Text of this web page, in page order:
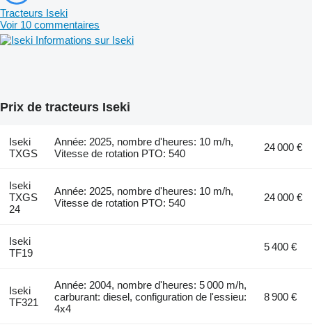
Tracteurs Iseki
Voir 10 commentaires
Informations sur Iseki
Prix de tracteurs Iseki
Iseki
TXGS
Année: 2025, nombre d'heures: 10 m/h,
Vitesse de rotation PTO: 540
24 000 €
Iseki
TXGS
24
Année: 2025, nombre d'heures: 10 m/h,
Vitesse de rotation PTO: 540
24 000 €
Iseki
TF19
5 400 €
Iseki
TF321
Année: 2004, nombre d'heures: 5 000 m/h,
carburant: diesel, configuration de l'essieu:
4x4
8 900 €